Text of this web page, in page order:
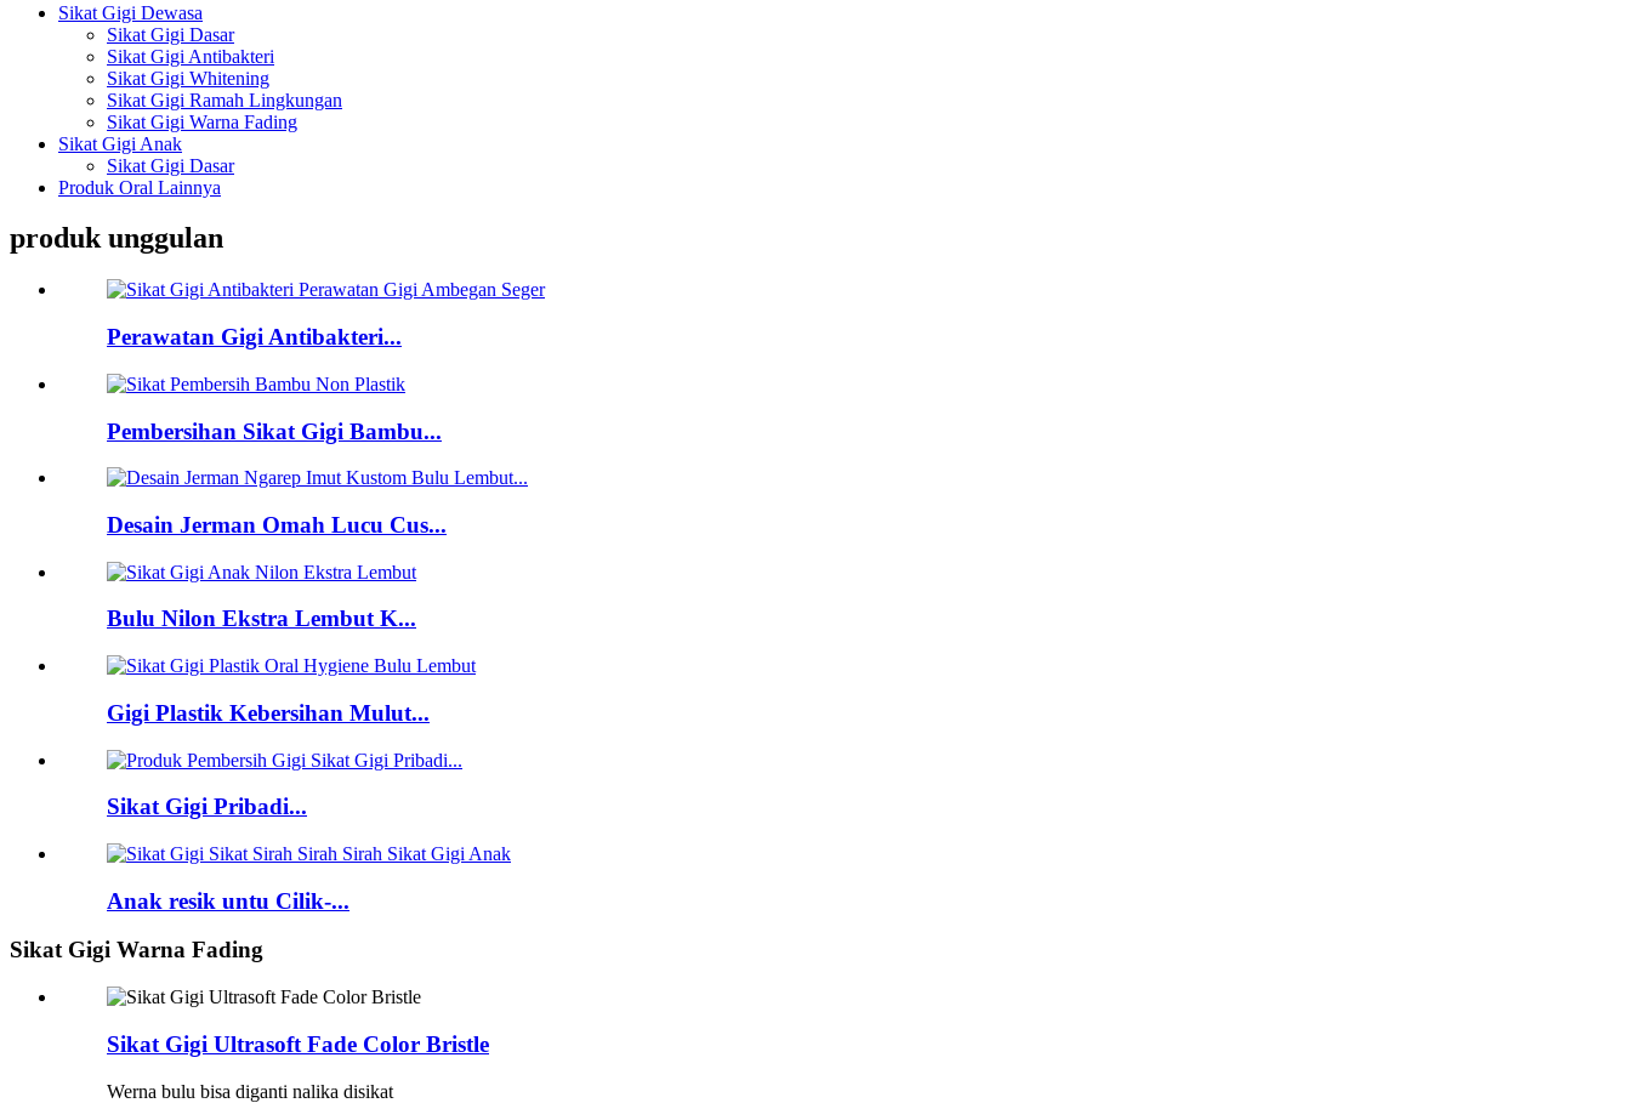
Sikat Gigi Dewasa
Sikat Gigi Dasar
Sikat Gigi Antibakteri
Sikat Gigi Whitening
Sikat Gigi Ramah Lingkungan
Sikat Gigi Warna Fading
Sikat Gigi Anak
Sikat Gigi Dasar
Produk Oral Lainnya
produk unggulan
Perawatan Gigi Antibakteri...
Pembersihan Sikat Gigi Bambu...
Desain Jerman Omah Lucu Cus...
Bulu Nilon Ekstra Lembut K...
Gigi Plastik Kebersihan Mulut...
Sikat Gigi Pribadi...
Anak resik untu Cilik-...
Sikat Gigi Warna Fading
Sikat Gigi Ultrasoft Fade Color Bristle
Werna bulu bisa diganti nalika disikat